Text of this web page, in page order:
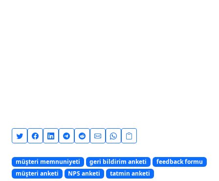
müşteri memnuniyeti geri bildirim anketi
feedback formu
müşteri anketi
NPS anketi tatmin anketi